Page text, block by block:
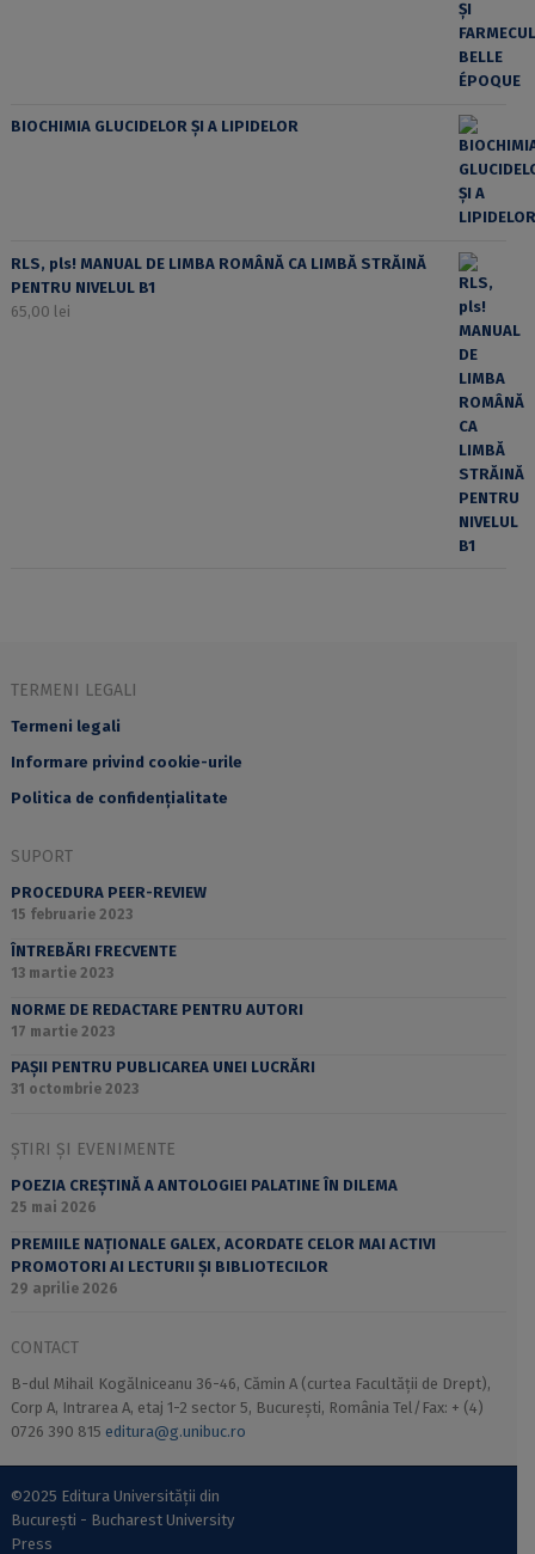
BIOCHIMIA GLUCIDELOR ȘI A LIPIDELOR
RLS, pls! MANUAL DE LIMBA ROMÂNĂ CA LIMBĂ STRĂINĂ
PENTRU NIVELUL B1
65,00 lei
TERMENI LEGALI
Termeni legali
Informare privind cookie-urile
Politica de confidențialitate
SUPORT
PROCEDURA PEER-REVIEW
15 februarie 2023
ÎNTREBĂRI FRECVENTE
13 martie 2023
NORME DE REDACTARE PENTRU AUTORI
17 martie 2023
PAȘII PENTRU PUBLICAREA UNEI LUCRĂRI
31 octombrie 2023
ȘTIRI ȘI EVENIMENTE
POEZIA CREȘTINĂ A ANTOLOGIEI PALATINE ÎN DILEMA
25 mai 2026
PREMIILE NAȚIONALE GALEX, ACORDATE CELOR MAI ACTIVI
PROMOTORI AI LECTURII ȘI BIBLIOTECILOR
29 aprilie 2026
CONTACT
B-dul Mihail Kogălniceanu 36-46, Cămin A (curtea Facultății de Drept),
Corp A, Intrarea A, etaj 1-2 sector 5, București, România Tel/Fax: + (4)
0726 390 815 editura@g.unibuc.ro
©2025 Editura Universității din
București - Bucharest University
Press